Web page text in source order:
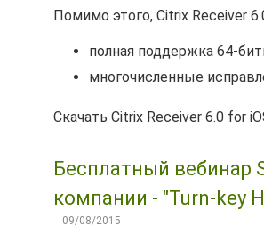
Помимо этого, Citrix Receiver
полная поддержка 64-
многочисленные
Скачать Citrix Receiver 6.0 for
Бесплатный вебинар
компании - "Turn-key
09/08/2015